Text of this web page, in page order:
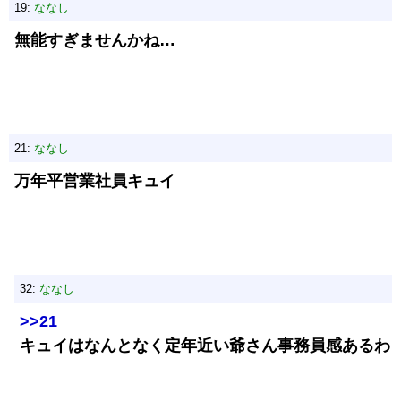
19: ななし
無能すぎませんかね…
21: ななし
万年平営業社員キュイ
32: ななし
>>21
キュイはなんとなく定年近い爺さん事務員感あるわ